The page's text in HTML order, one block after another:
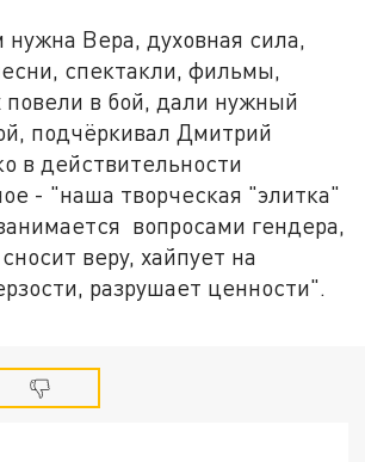
Вера, духовная сила,
спектакли, фильмы,
повели в бой, дали нужный
подчёркивал Дмитрий
в действительности
- "наша творческая "элитка"
вопросами гендера,
веру, хайпует на
разрушает ценности".